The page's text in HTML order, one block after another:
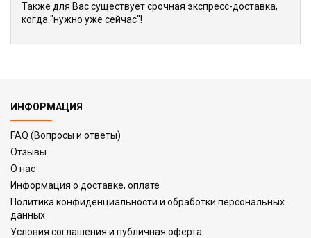
Также для Вас существует срочная экспресс-доставка,
когда "нужно уже сейчас"!
ИНФОРМАЦИЯ
FAQ (Вопросы и ответы)
Отзывы
О нас
Информация о доставке, оплате
Политика конфиденциальности и обработки персональных
данных
Условия соглашения и публичная оферта